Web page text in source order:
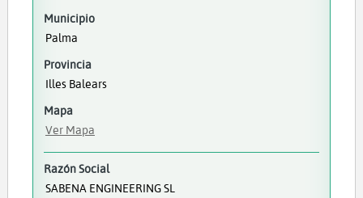
Municipio
Palma
Provincia
Illes Balears
Mapa
Ver Mapa
Razón Social
SABENA ENGINEERING SL